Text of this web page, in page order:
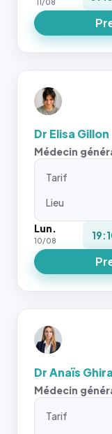
11/08
Dr Elisa Gillon
Médecin
Tarif
Lieu
Lun.
10/08
Dr Anaïs
Médecin
Tarif